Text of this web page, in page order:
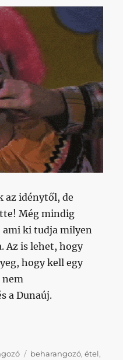
az idénytől, de
Még mindig
ami ki tudja milyen
Az is lehet, hogy
hogy kell egy
nem
a Dunaúj.
az utolsó forduló?”
Címke
beharangozó,étel,